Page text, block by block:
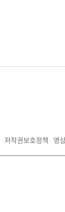
저작권보호정책 영